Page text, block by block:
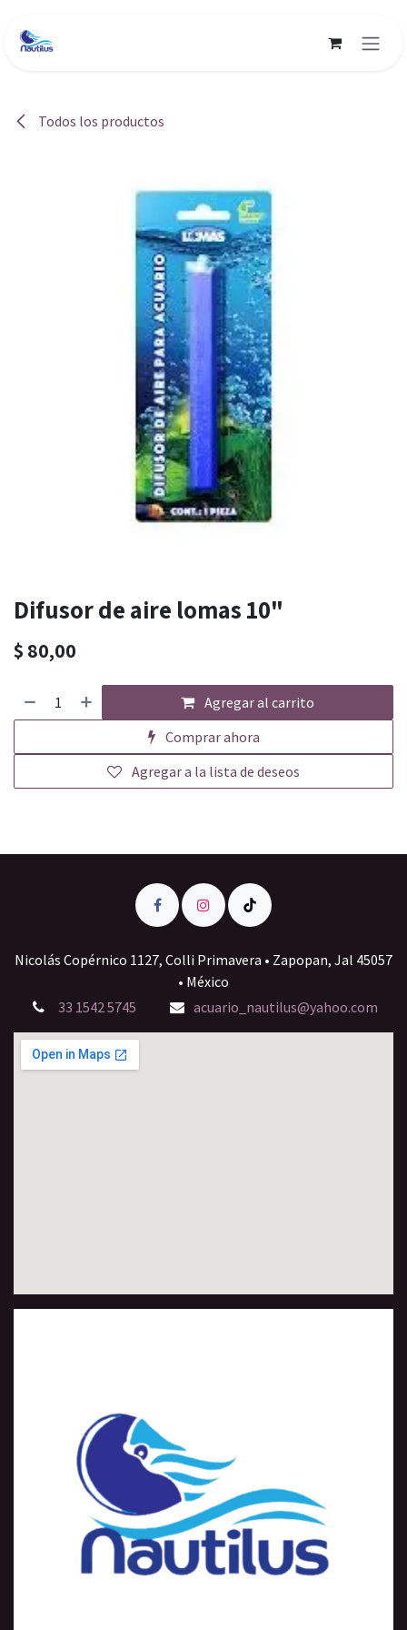
Todos los productos
Difusor de aire lomas 10"
$ 80,00
Agregar al carrito
Comprar ahora
Agregar a la lista de deseos
Nicolás Copérnico 1127, Colli Primavera • Zapopan, Jal 45057
• México
33 1542 5745
acuario_nautilus@yahoo.com